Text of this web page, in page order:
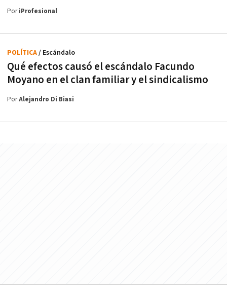
PoriProfesional
Qué efectos causó el escándalo Facundo
Moyano en el clan familiar y el sindicalismo
POLÍTICA/ Escándalo
PorAlejandro Di Biasi